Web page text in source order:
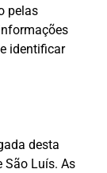
pelas
identificar
desta
São Luís. As